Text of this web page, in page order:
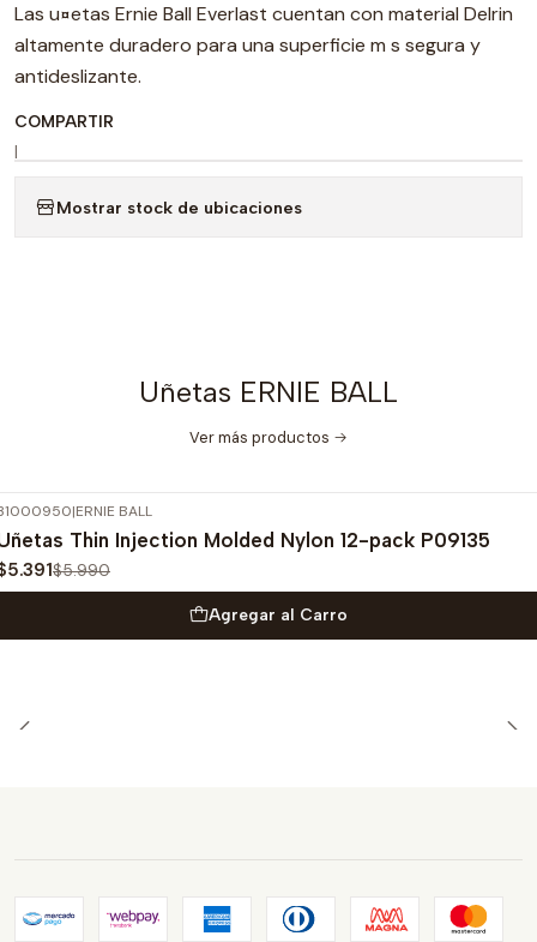
Las u¤etas Ernie Ball Everlast cuentan con material Delrin
altamente duradero para una superficie m s segura y
antideslizante.
COMPARTIR
|
Mostrar stock de ubicaciones
Uñetas ERNIE BALL
Ver más productos
|ERNIE BALL
Thin Injection Molded Nylon 12-pack P09135
$5.990
Agregar al Carro